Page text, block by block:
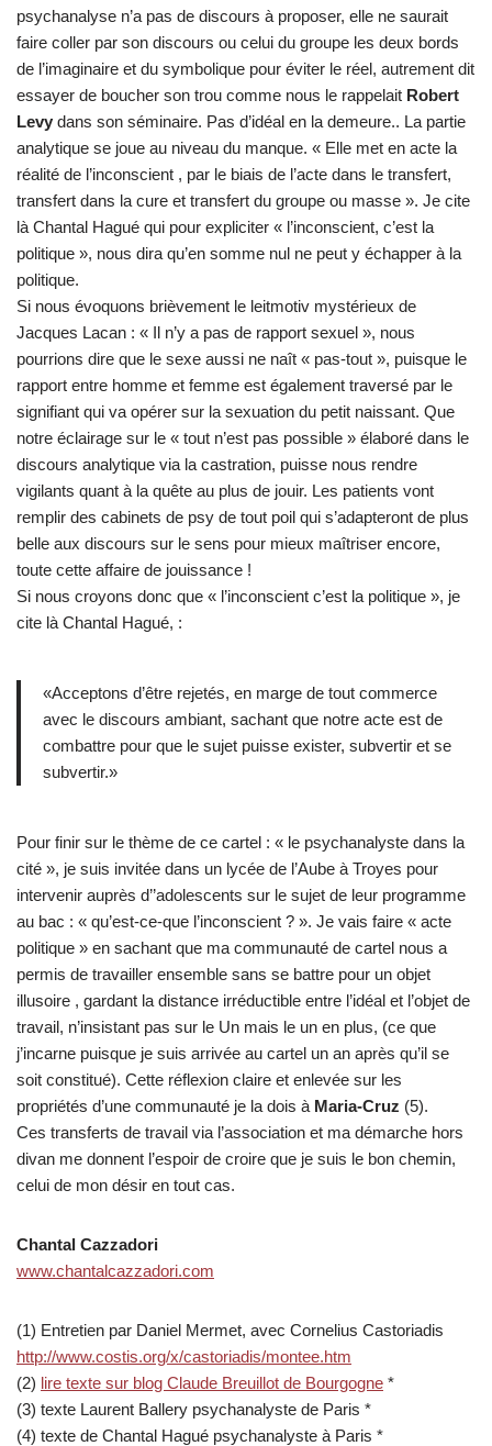
psychanalyse n’a pas de discours à proposer, elle ne saurait
faire coller par son discours ou celui du groupe les deux bords
de l’imaginaire et du symbolique pour éviter le réel, autrement dit
essayer de boucher son trou comme nous le rappelait Robert
Levy dans son séminaire. Pas d’idéal en la demeure.. La partie
analytique se joue au niveau du manque. « Elle met en acte la
réalité de l’inconscient , par le biais de l’acte dans le transfert,
transfert dans la cure et transfert du groupe ou masse ». Je cite
là Chantal Hagué qui pour expliciter « l’inconscient, c’est la
politique », nous dira qu’en somme nul ne peut y échapper à la
politique.
Si nous évoquons brièvement le leitmotiv mystérieux de
Jacques Lacan : « Il n’y a pas de rapport sexuel », nous
pourrions dire que le sexe aussi ne naît « pas-tout », puisque le
rapport entre homme et femme est également traversé par le
signifiant qui va opérer sur la sexuation du petit naissant. Que
notre éclairage sur le « tout n’est pas possible » élaboré dans le
discours analytique via la castration, puisse nous rendre
vigilants quant à la quête au plus de jouir. Les patients vont
remplir des cabinets de psy de tout poil qui s’adapteront de plus
belle aux discours sur le sens pour mieux maîtriser encore,
toute cette affaire de jouissance !
Si nous croyons donc que « l’inconscient c’est la politique », je
cite là Chantal Hagué, :
«Acceptons d’être rejetés, en marge de tout commerce
avec le discours ambiant, sachant que notre acte est de
combattre pour que le sujet puisse exister, subvertir et se
subvertir.»
Pour finir sur le thème de ce cartel : « le psychanalyste dans la
cité », je suis invitée dans un lycée de l’Aube à Troyes pour
intervenir auprès d’’adolescents sur le sujet de leur programme
au bac : « qu’est-ce-que l’inconscient ? ». Je vais faire « acte
politique » en sachant que ma communauté de cartel nous a
permis de travailler ensemble sans se battre pour un objet
illusoire , gardant la distance irréductible entre l’idéal et l’objet de
travail, n’insistant pas sur le Un mais le un en plus, (ce que
j’incarne puisque je suis arrivée au cartel un an après qu’il se
soit constitué). Cette réflexion claire et enlevée sur les
propriétés d’une communauté je la dois à Maria-Cruz (5).
Ces transferts de travail via l’association et ma démarche hors
divan me donnent l’espoir de croire que je suis le bon chemin,
celui de mon désir en tout cas.
Chantal Cazzadori
www.chantalcazzadori.com
(1) Entretien par Daniel Mermet, avec Cornelius Castoriadis
http://www.costis.org/x/castoriadis/montee.htm
(2) lire texte sur blog Claude Breuillot de Bourgogne *
(3) texte Laurent Ballery psychanalyste de Paris *
(4) texte de Chantal Hagué psychanalyste à Paris *